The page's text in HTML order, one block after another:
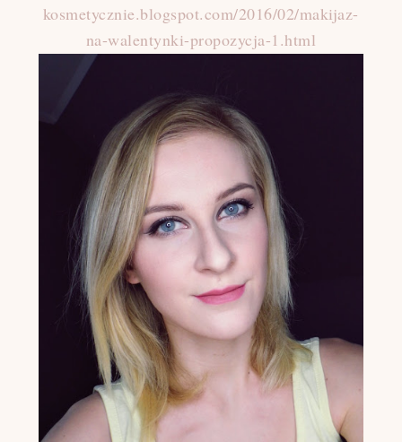
kosmetycznie.blogspot.com/2016/02/makijaz-
na-walentynki-propozycja-1.html